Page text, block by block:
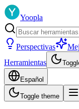
Yoopla
Perspectivas
Herramientas
Español
Toggle theme